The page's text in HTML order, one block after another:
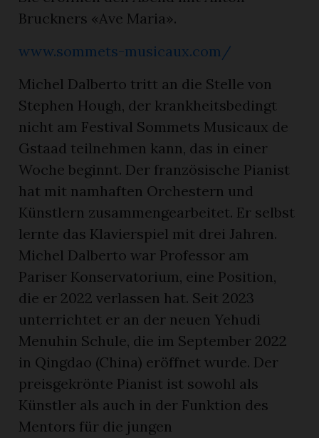
Bruckners «Ave Maria».
www.sommets-musicaux.com/
Michel Dalberto tritt an die Stelle von
Stephen Hough, der krankheitsbedingt
nicht am Festival Sommets Musicaux de
Gstaad teilnehmen kann, das in einer
Woche beginnt. Der französische Pianist
hat mit namhaften Orchestern und
Künstlern zusammengearbeitet. Er selbst
lernte das Klavierspiel mit drei Jahren.
Michel Dalberto war Professor am
Pariser Konservatorium, eine Position,
die er 2022 verlassen hat. Seit 2023
unterrichtet er an der neuen Yehudi
Menuhin Schule, die im September 2022
in Qingdao (China) eröffnet wurde. Der
preisgekrönte Pianist ist sowohl als
Künstler als auch in der Funktion des
Mentors für die jungen